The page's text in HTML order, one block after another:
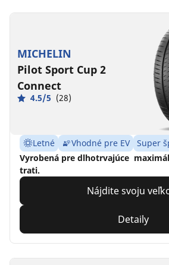
MICHELIN
Pilot Sport Cup 2
Connect
4.5/5 (28)
Letné Vhodné pre EV
Super
Vyrobená pre dlhotrvajúce
trati.
Nájdite svoju
Detaily